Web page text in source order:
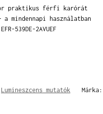
praktikus férfi karórát
mindennapi használatban
539DE-2AVUEF
Lumineszcens mutatók Márka: